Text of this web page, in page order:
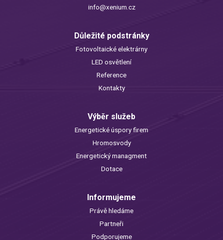
info@xenium.cz
Důležité podstránky
Fotovoltaické elektrárny
LED osvětlení
Reference
Kontakty
Výběr služeb
Energetické úspory firem
Hromosvody
Energetický managment
Dotace
Informujeme
Právě hledáme
Partneři
Podporujeme